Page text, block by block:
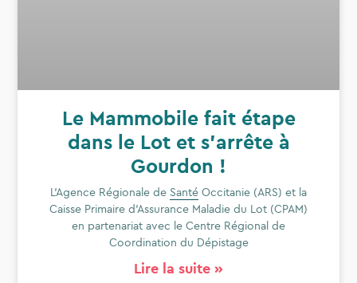
Le Mammobile fait étape
dans le Lot et s’arrête à
Gourdon !
L’Agence Régionale de Santé Occitanie (ARS) et la
Caisse Primaire d’Assurance Maladie du Lot (CPAM)
en partenariat avec le Centre Régional de
Coordination du Dépistage
Lire la suite »